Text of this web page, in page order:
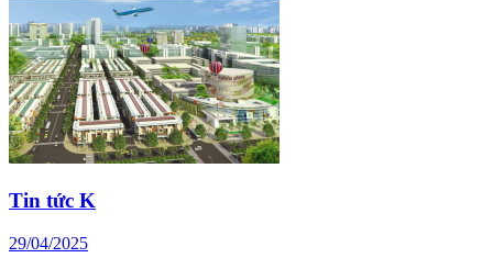
Tin tức K
29/04/2025